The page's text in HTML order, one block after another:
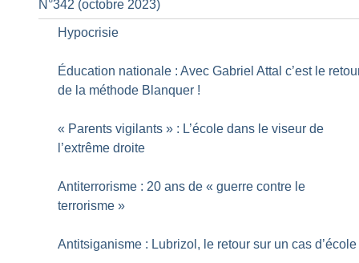
N°342 (octobre 2023)
Hypocrisie
Éducation nationale : Avec Gabriel Attal c’est le
de la méthode Blanquer !
« Parents vigilants » : L’école dans le viseur de
l’extrême droite
Antiterrorisme : 20 ans de « guerre contre le
terrorisme »
Antitsiganisme : Lubrizol, le retour sur un cas d’école